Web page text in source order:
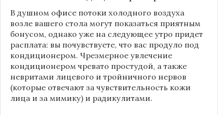
В душном офисе потоки холодного воздуха
возле вашего стола могут показаться приятным
бонусом, однако уже на следующее утро придет
расплата: вы почувствуете, что вас продуло под
кондиционером. Чрезмерное увлечение
кондиционером чревато простудой, а также
невритами лицевого и тройничного нервов
(которые отвечают за чувствительность кожи
лица и за мимику) и радикулитами.